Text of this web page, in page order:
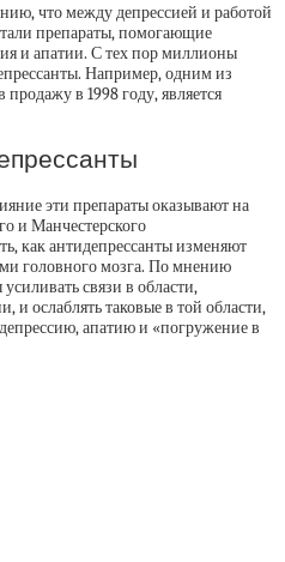
что между депрессией и работой
препараты, помогающие
и апатии. С тех пор миллионы
Например, одним из
в 1998 году, является
эти препараты оказывают на
и Манчестерского
как антидепрессанты изменяют
головного мозга. По мнению
связи в области,
ослаблять таковые в той области,
апатию и «погружение в